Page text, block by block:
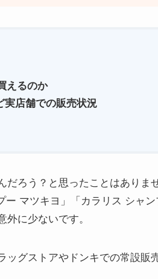
えるのか
実店舗での販売状況
だろう？と思ったことはありま
ー マツキヨ」「カラリス シャ
に少ないです。
ッグストアやドンキでの常設販